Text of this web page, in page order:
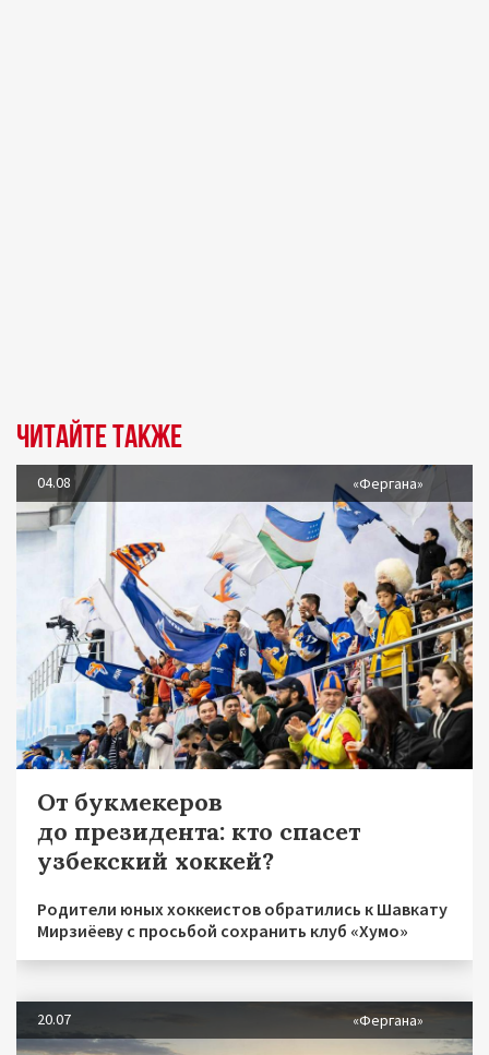
Читайте также
04.08 «Фергана»
От букмекеров
до президента: кто спасет
узбекский хоккей?
Родители юных хоккеистов обратились к Шавкату
Мирзиёеву с просьбой сохранить клуб «Хумо»
20.07 «Фергана»